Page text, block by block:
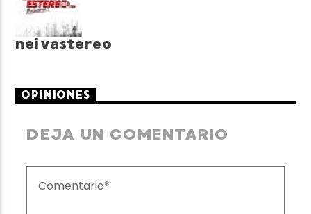
neivastereo
OPINIONES
DEJA UN COMENTARIO